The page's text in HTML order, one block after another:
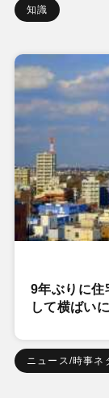
知識
9年ぶりに住
して横ばいに
ニュース/時事ネ